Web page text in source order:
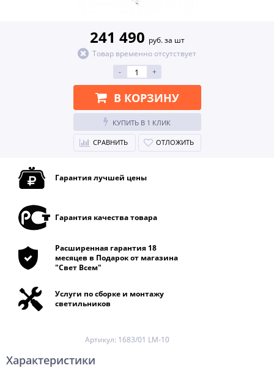
241 490 руб. за шт
Товар временно отсутствует
-
+
В КОРЗИНУ
КУПИТЬ В 1 КЛИК
СРАВНИТЬ ОТЛОЖИТЬ
Гарантия лучшей цены
Гарантия качества товара
Расширенная гарантия 18
месяцев в Подарок от магазина
"Свет Всем"
Услуги по сборке и монтажу
светильников
Артикул: 1683/01 LM-10
Характеристики